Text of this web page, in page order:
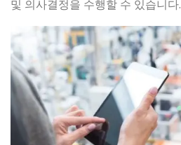
및 의사결정을 수행할 수 있습니다.